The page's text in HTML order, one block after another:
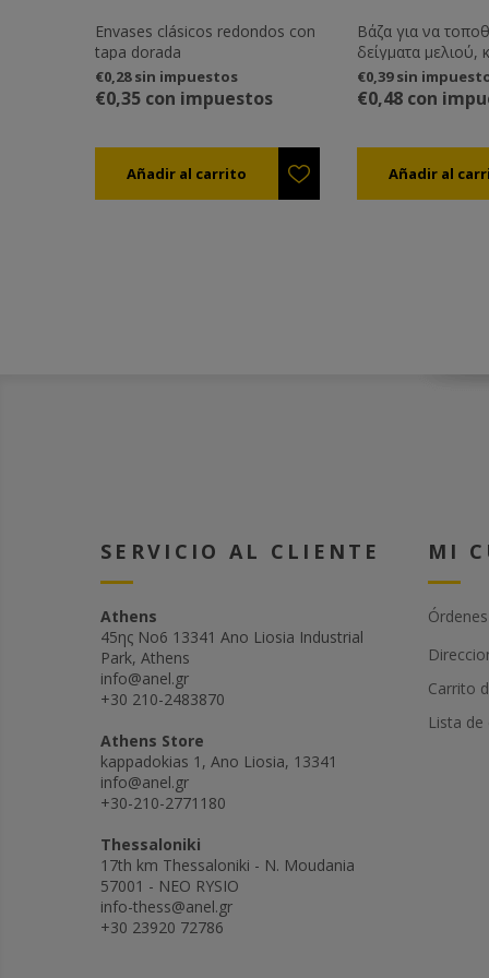
Envases clásicos redondos con
tapa dorada
€0,28 sin impuestos
€0,35 con impuestos
Βάζα για να
δείγματα μελιού,
καλλυντικές
οποιαδήποτε άλλη
επιθυμείτε.
€0,39 sin
€0,48 con
SERVICIO AL CLIENTE
Athens
45ης Νο6 13341 Ano Liosia Industrial
Park, Athens
info@anel.gr
+30 210-2483870
Athens Store
kappadokias 1, Ano Liosia, 13341
info@anel.gr
+30-210-2771180
Thessaloniki
17th km Thessaloniki - N. Moudania
57001 - NEO RYSIO
info-thess@anel.gr
+30 23920 72786
MI
Órdenes
Carrito
Lista de